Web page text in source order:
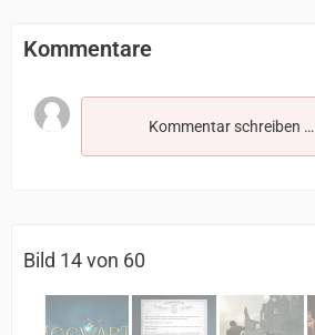
Kommentare
Kommentar schreiben …
Bild 14 von 60